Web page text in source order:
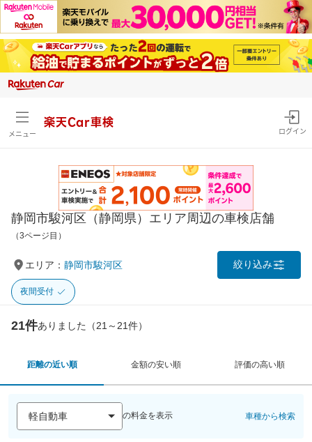
メニュー
楽天Car車検
ログイン
静岡市駿河区（静岡県）エリア周辺の車検店舗
（3ページ目）
エリア： 静岡市駿河区 絞り込み
夜間受付
21件ありました（21～21件）
距離の近い順 金額の安い順 評価の高い順
の料金を表示 車種から検索